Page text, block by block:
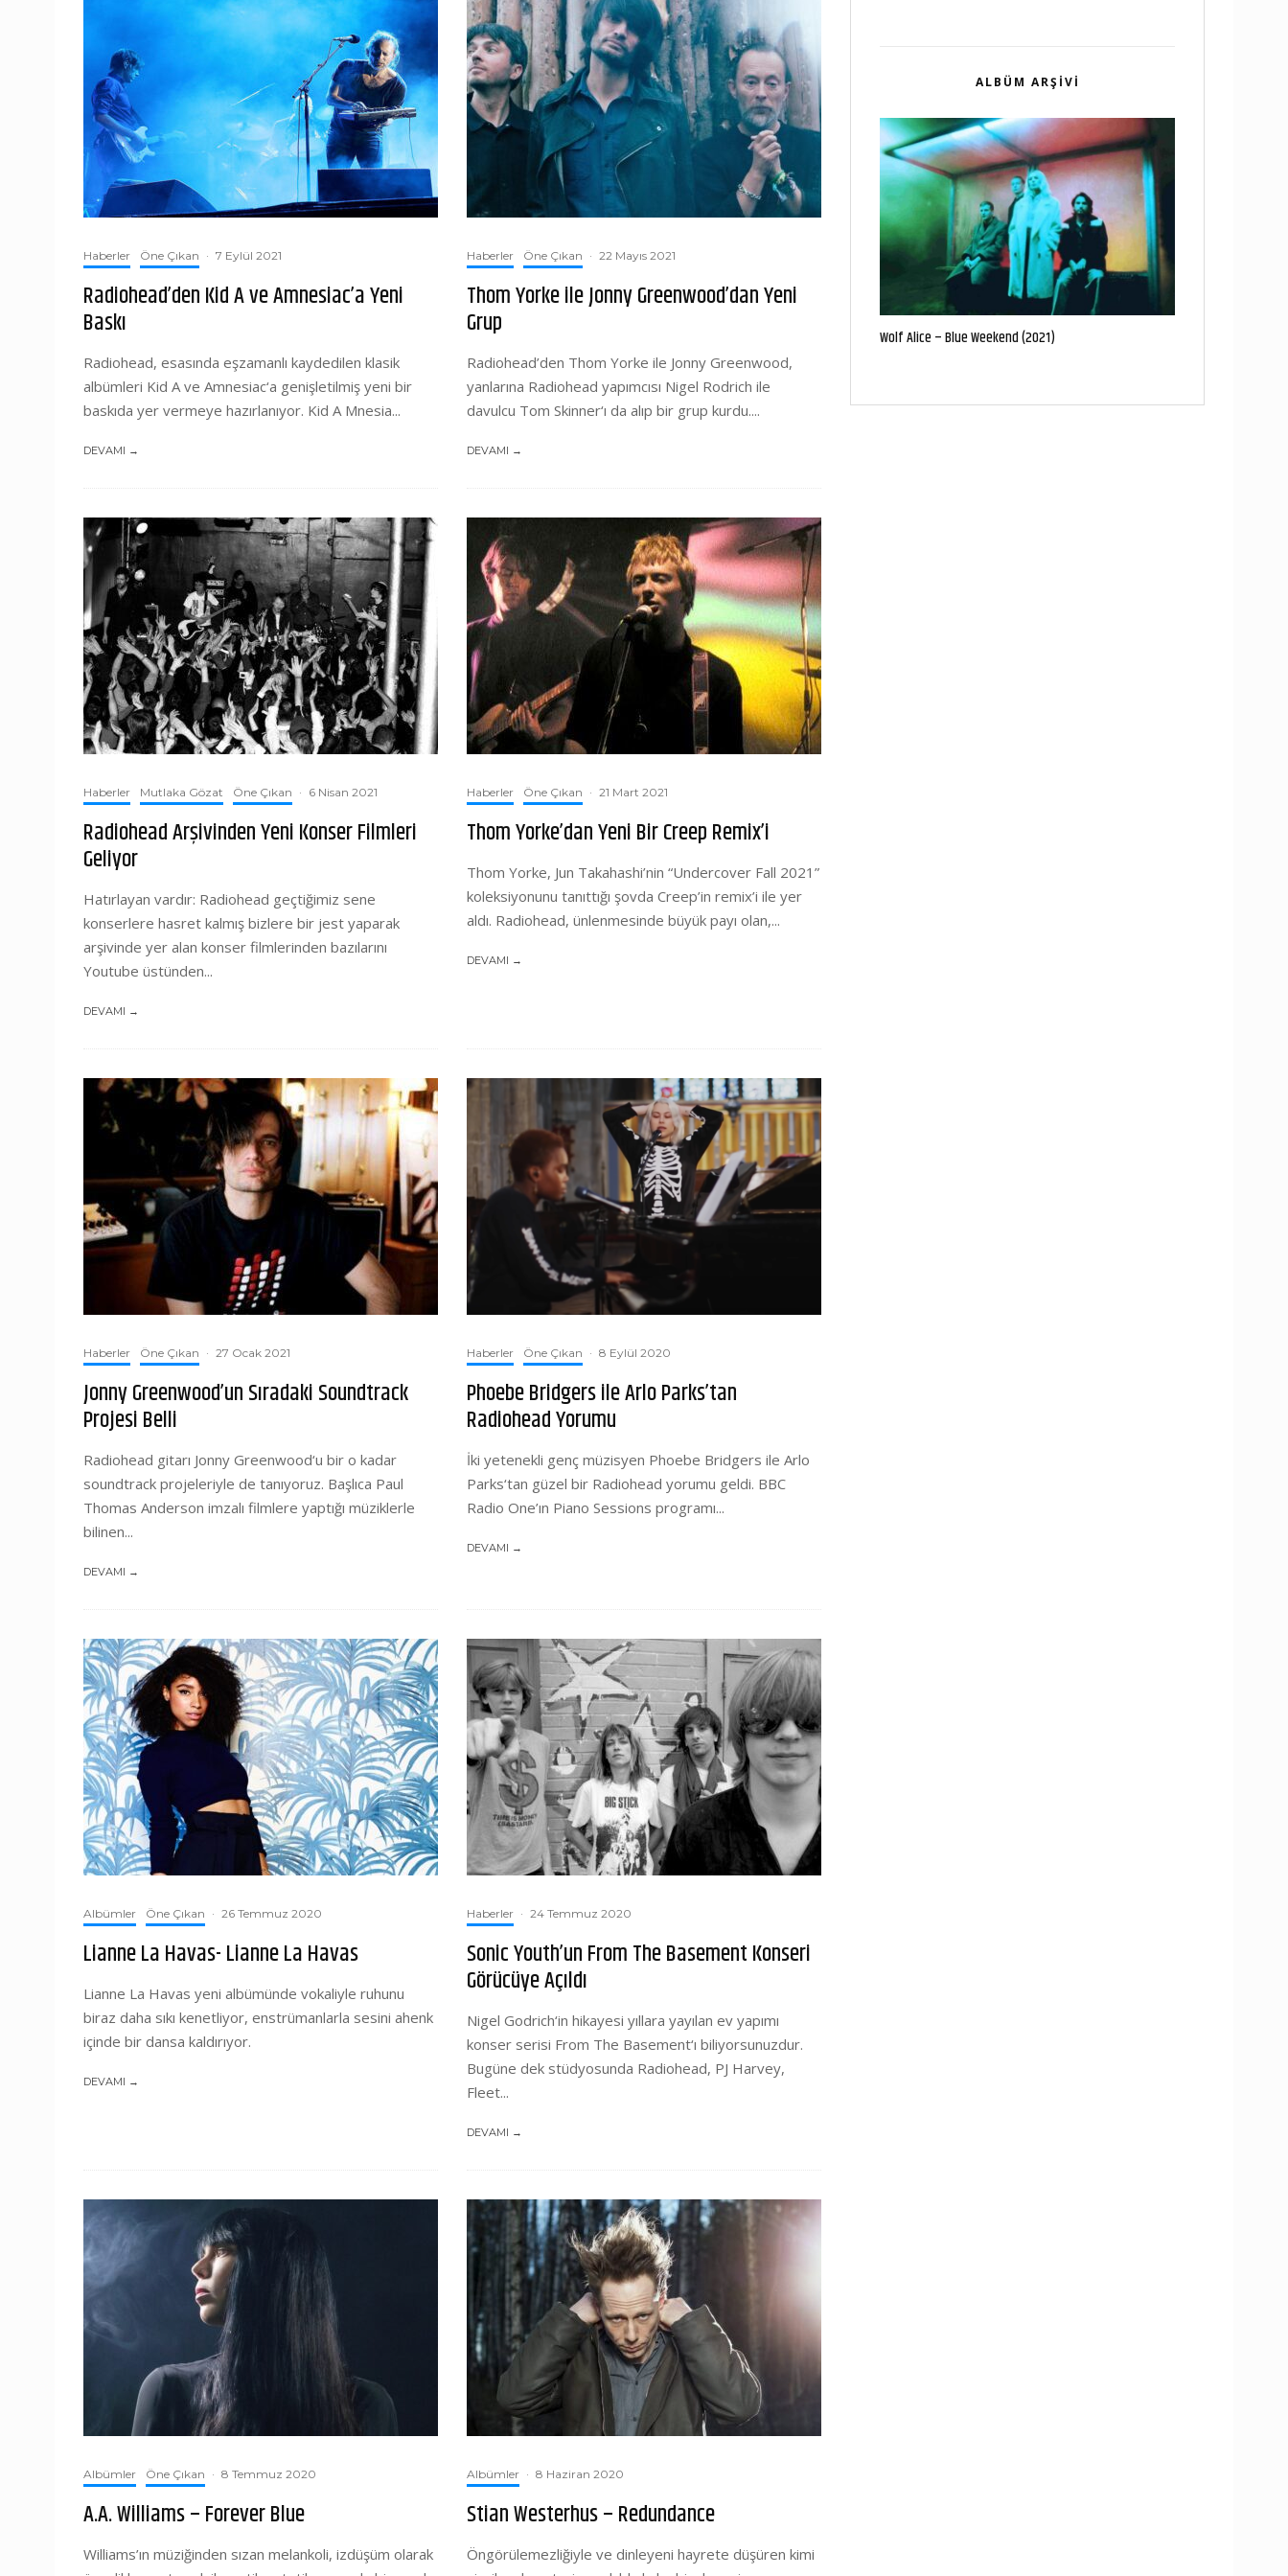
Haberler Öne Çıkan · 7 Eylül 2021
Radiohead’den Kid A ve Amnesiac’a Yeni
Baskı
Radiohead, esasında eşzamanlı kaydedilen klasik
albümleri Kid A ve Amnesiac‘a genişletilmiş yeni bir
baskıda yer vermeye hazırlanıyor. Kid A Mnesia...
DEVAMI →
Haberler Öne Çıkan · 22 Mayıs 2021
Thom Yorke ile Jonny Greenwood’dan Yeni
Grup
Radiohead’den Thom Yorke ile Jonny Greenwood,
yanlarına Radiohead yapımcısı Nigel Rodrich ile
davulcu Tom Skinner‘ı da alıp bir grup kurdu....
DEVAMI →
Haberler Mutlaka Gözat Öne Çıkan · 6 Nisan 2021
Radiohead Arşivinden Yeni Konser Filmleri
Geliyor
Hatırlayan vardır: Radiohead geçtiğimiz sene
konserlere hasret kalmış bizlere bir jest yaparak
arşivinde yer alan konser filmlerinden bazılarını
Youtube üstünden...
DEVAMI →
Haberler Öne Çıkan · 21 Mart 2021
Thom Yorke’dan Yeni Bir Creep Remix’i
Thom Yorke, Jun Takahashi’nin “Undercover Fall 2021”
koleksiyonunu tanıttığı şovda Creep’in remix’i ile yer
aldı. Radiohead, ünlenmesinde büyük payı olan,...
DEVAMI →
Haberler Öne Çıkan · 27 Ocak 2021
Jonny Greenwood’un Sıradaki Soundtrack
Projesi Belli
Radiohead gitarı Jonny Greenwood‘u bir o kadar
soundtrack projeleriyle de tanıyoruz. Başlıca Paul
Thomas Anderson imzalı filmlere yaptığı müziklerle
bilinen...
DEVAMI →
Haberler Öne Çıkan · 8 Eylül 2020
Phoebe Bridgers ile Arlo Parks’tan
Radiohead Yorumu
İki yetenekli genç müzisyen Phoebe Bridgers ile Arlo
Parks‘tan güzel bir Radiohead yorumu geldi. BBC
Radio One’ın Piano Sessions programı...
DEVAMI →
Albümler Öne Çıkan · 26 Temmuz 2020
Lianne La Havas- Lianne La Havas
Lianne La Havas yeni albümünde vokaliyle ruhunu
biraz daha sıkı kenetliyor, enstrümanlarla sesini ahenk
içinde bir dansa kaldırıyor.
DEVAMI →
Haberler · 24 Temmuz 2020
Sonic Youth’un From The Basement Konseri
Görücüye Açıldı
Nigel Godrich‘in hikayesi yıllara yayılan ev yapımı
konser serisi From The Basement‘ı biliyorsunuzdur.
Bugüne dek stüdyosunda Radiohead, PJ Harvey,
Fleet...
DEVAMI →
Albümler Öne Çıkan · 8 Temmuz 2020
A.A. Williams – Forever Blue
Williams’ın müziğinden sızan melankoli, izdüşüm olarak
Albümler · 8 Haziran 2020
Stian Westerhus – Redundance
Öngörülemezliğiyle ve dinleyeni hayrete düşüren kimi
ALBÜM ARŞIVI
Wolf Alice – Blue Weekend (2021)